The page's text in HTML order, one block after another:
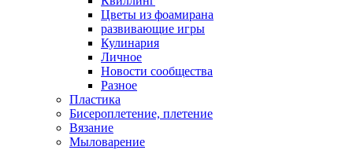
Цветы из фоамирана
развивающие игры
Кулинария
Личное
Новости сообщества
Разное
Пластика
Бисероплетение, плетение
Вязание
Мыловарение